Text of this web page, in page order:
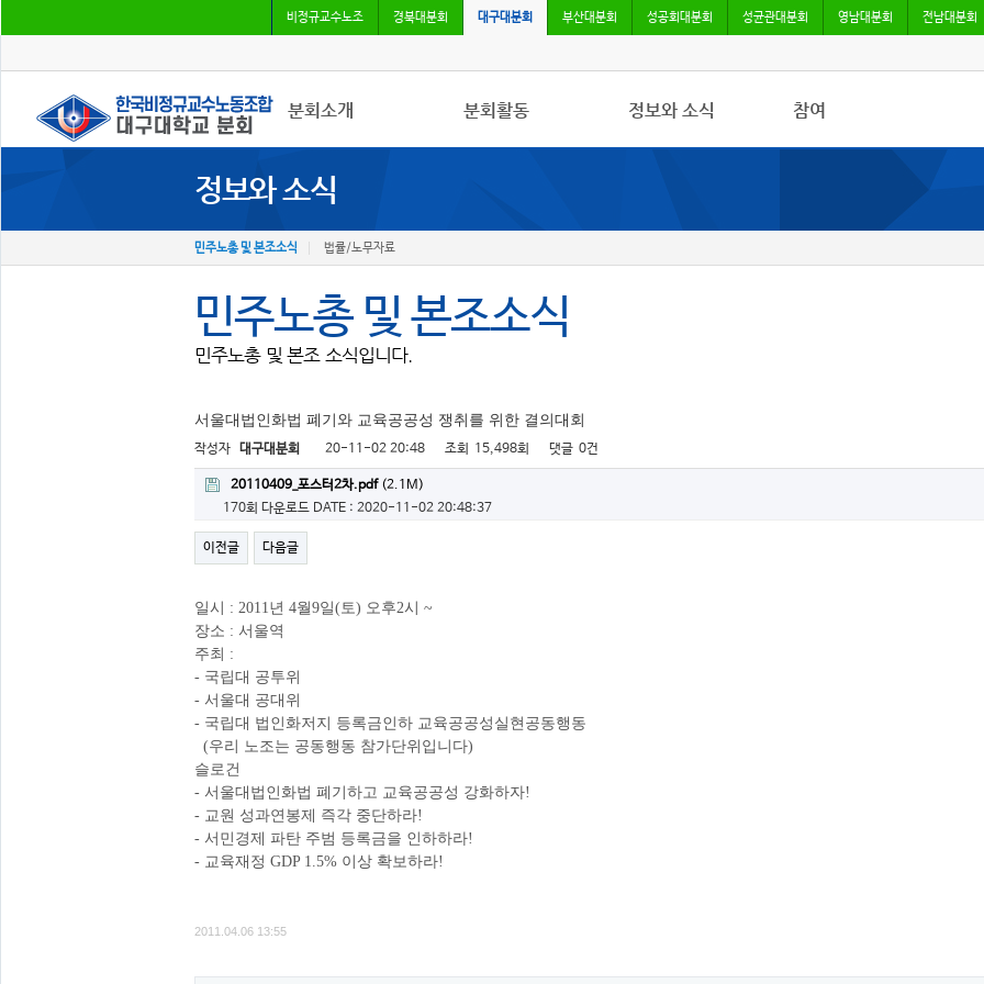
비정규교수노조 경북대분회 대구대분회 부산대분회 성공회대분회 성균관대분회 영남대분회 전남대분회
분회소개
분회소개
회칙
분회활동 정보와 소식 참여
정보와 소식
민주노총 및 본조소식 법률/노무자료
민주노총 및 본조소식
민주노총 및 본조 소식입니다.
서울대법인화법 폐기와 교육공공성 쟁취를 위한 결의대회
작성자 대구대분회 20-11-02 20:48 조회 15,498회 댓글 0건
20110409_포스터2차.pdf(2.1M)
170회 다운로드 DATE : 2020-11-02 20:48:37
이전글 다음글
일시 : 2011년 4월9일(토) 오후2시 ~
장소 : 서울역
주최 :
- 국립대 공투위
- 서울대 공대위
- 국립대 법인화저지 등록금인하 교육공공성실현공동행동
(우리 노조는 공동행동 참가단위입니다)
슬로건
- 서울대법인화법 폐기하고 교육공공성 강화하자!
- 교원 성과연봉제 즉각 중단하라!
- 서민경제 파탄 주범 등록금을 인하하라!
- 교육재정 GDP 1.5% 이상 확보하라!
2011.04.06 13:55